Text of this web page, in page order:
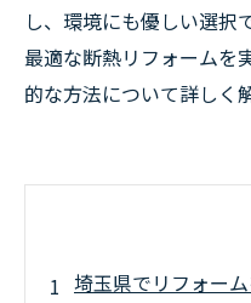
し、環境にも優しい選択
最適な断熱リフォームを
的な方法について詳しく
埼玉県でリフォー